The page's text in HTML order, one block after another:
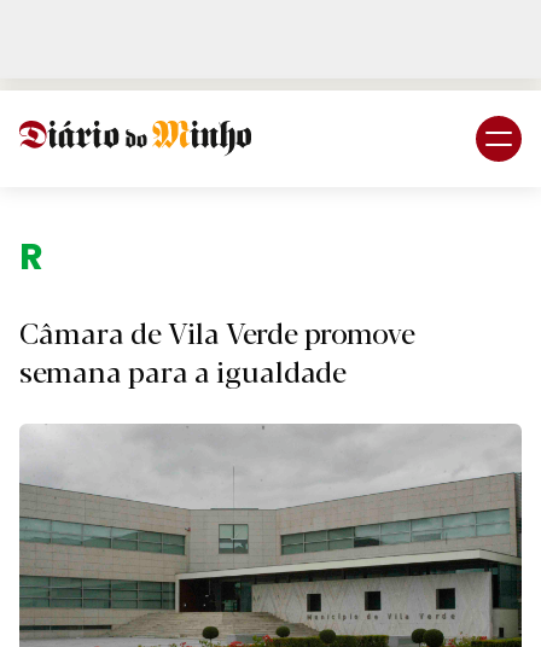
Região.
Câmara de Vila Verde promove
semana para a igualdade